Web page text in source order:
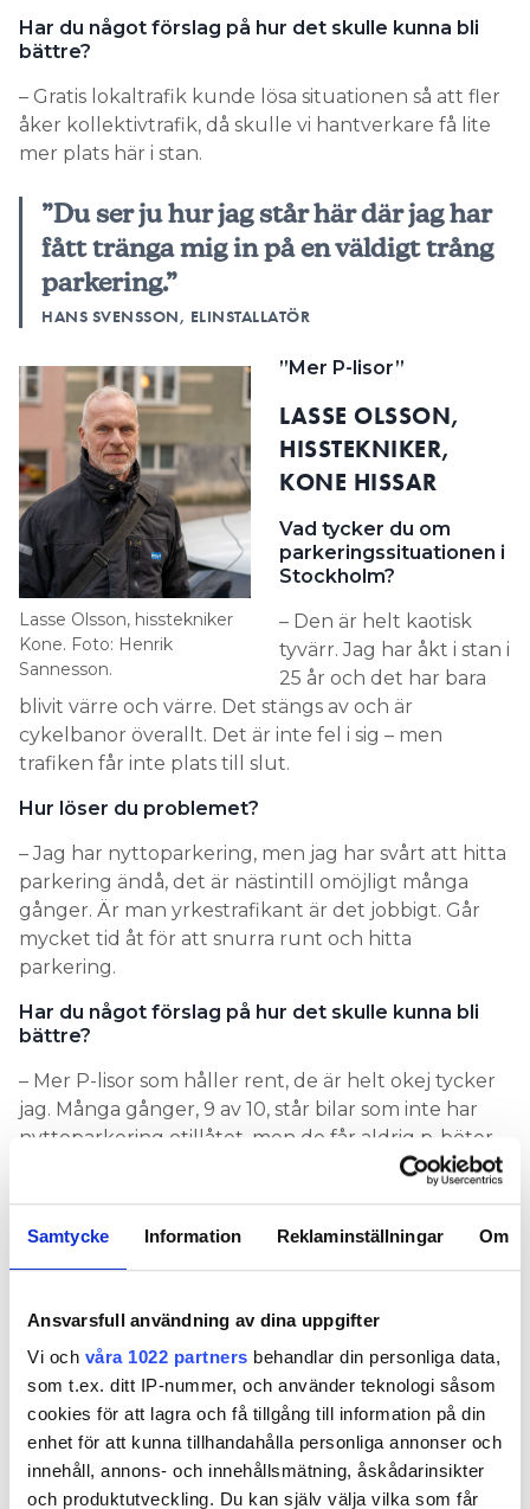
Samtycke Information Reklaminställningar Om
Ansvarsfull användning av dina uppgifter
Vi och våra 1022 partners behandlar din personliga data,
som t.ex. ditt IP-nummer, och använder teknologi såsom
cookies för att lagra och få tillgång till information på din
enhet för att kunna tillhandahålla personliga annonser och
innehåll, annons- och innehållsmätning, åskådarinsikter
och produktutveckling. Du kan själv välja vilka som får
Har du något förslag på hur det skulle kunna bli
bättre?
– Gratis lokaltrafik kunde lösa situationen så att fler
åker kollektivtrafik, då skulle vi hantverkare få lite
mer plats här i stan.
”Du ser ju hur jag står här där jag har
fått tränga mig in på en väldigt trång
parkering.”
HANS SVENSSON, ELINSTALLATÖR
Lasse Olsson, hisstekniker
Kone. Foto: Henrik
Sannesson.
”Mer P-lisor”
LASSE OLSSON,
HISSTEKNIKER,
KONE HISSAR
Vad tycker du om
parkeringssituationen i
Stockholm?
– Den är helt kaotisk
tyvärr. Jag har åkt i stan i
25 år och det har bara
blivit värre och värre. Det stängs av och är
cykelbanor överallt. Det är inte fel i sig – men
trafiken får inte plats till slut.
Hur löser du problemet?
– Jag har nyttoparkering, men jag har svårt att hitta
parkering ändå, det är nästintill omöjligt många
gånger. Är man yrkestrafikant är det jobbigt. Går
mycket tid åt för att snurra runt och hitta
parkering.
Har du något förslag på hur det skulle kunna bli
bättre?
– Mer P-lisor som håller rent, de är helt okej tycker
jag. Många gånger, 9 av 10, står bilar som inte har
nyttoparkering otillåtet, men de får aldrig p-böter
ändå. Det kan ju stå en bil en halv dag som inte får
på kunden”
HANS SVENSSON,
ELINSTALLATÖR,
CEA ELSERVICE
Vad tycker du om